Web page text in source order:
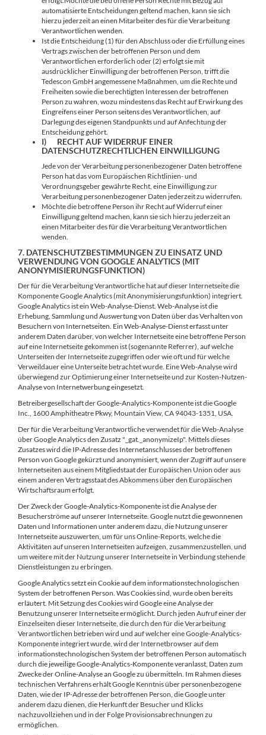
automatisierte Entscheidungen geltend machen, kann sie sich
hierzu jederzeit an einen Mitarbeiter des für die Verarbeitung
Verantwortlichen wenden.
Ist die Entscheidung (1) für den Abschluss oder die Erfüllung eines
Vertrags zwischen der betroffenen Person und dem
Verantwortlichen erforderlich oder (2) erfolgt sie mit
ausdrücklicher Einwilligung der betroffenen Person, trifft die
Tedescon GmbH angemessene Maßnahmen, um die Rechte und
Freiheiten sowie die berechtigten Interessen der betroffenen
Person zu wahren, wozu mindestens das Recht auf Erwirkung des
Eingreifens einer Person seitens des Verantwortlichen, auf
Darlegung des eigenen Standpunkts und auf Anfechtung der
Entscheidung gehört.
I) RECHT AUF WIDERRUF EINER
DATENSCHUTZRECHTLICHEN EINWILLIGUNG
Jede von der Verarbeitung personenbezogener Daten betroffene
Person hat das vom Europäischen Richtlinien- und
Verordnungsgeber gewährte Recht, eine Einwilligung zur
Verarbeitung personenbezogener Daten jederzeit zu widerrufen.
Möchte die betroffene Person ihr Recht auf Widerruf einer
Einwilligung geltend machen, kann sie sich hierzu jederzeit an
einen Mitarbeiter des für die Verarbeitung Verantwortlichen
wenden.
7. DATENSCHUTZBESTIMMUNGEN ZU EINSATZ UND
VERWENDUNG VON GOOGLE ANALYTICS (MIT
ANONYMISIERUNGSFUNKTION)
Der für die Verarbeitung Verantwortliche hat auf dieser Internetseite die
Komponente Google Analytics (mit Anonymisierungsfunktion) integriert.
Google Analytics ist ein Web-Analyse-Dienst. Web-Analyse ist die
Erhebung, Sammlung und Auswertung von Daten über das Verhalten von
Besuchern von Internetseiten. Ein Web-Analyse-Dienst erfasst unter
anderem Daten darüber, von welcher Internetseite eine betroffene Person
auf eine Internetseite gekommen ist (sogenannte Referrer), auf welche
Unterseiten der Internetseite zugegriffen oder wie oft und für welche
Verweildauer eine Unterseite betrachtet wurde. Eine Web-Analyse wird
überwiegend zur Optimierung einer Internetseite und zur Kosten-Nutzen-
Analyse von Internetwerbung eingesetzt.
Betreibergesellschaft der Google-Analytics-Komponente ist die Google
Inc., 1600 Amphitheatre Pkwy, Mountain View, CA 94043-1351, USA.
Der für die Verarbeitung Verantwortliche verwendet für die Web-Analyse
über Google Analytics den Zusatz "_gat._anonymizeIp". Mittels dieses
Zusatzes wird die IP-Adresse des Internetanschlusses der betroffenen
Person von Google gekürzt und anonymisiert, wenn der Zugriff auf unsere
Internetseiten aus einem Mitgliedstaat der Europäischen Union oder aus
einem anderen Vertragsstaat des Abkommens über den Europäischen
Wirtschaftsraum erfolgt.
Der Zweck der Google-Analytics-Komponente ist die Analyse der
Besucherströme auf unserer Internetseite. Google nutzt die gewonnenen
Daten und Informationen unter anderem dazu, die Nutzung unserer
Internetseite auszuwerten, um für uns Online-Reports, welche die
Aktivitäten auf unseren Internetseiten aufzeigen, zusammenzustellen, und
um weitere mit der Nutzung unserer Internetseite in Verbindung stehende
Dienstleistungen zu erbringen.
Google Analytics setzt ein Cookie auf dem informationstechnologischen
System der betroffenen Person. Was Cookies sind, wurde oben bereits
erläutert. Mit Setzung des Cookies wird Google eine Analyse der
Benutzung unserer Internetseite ermöglicht. Durch jeden Aufruf einer der
Einzelseiten dieser Internetseite, die durch den für die Verarbeitung
Verantwortlichen betrieben wird und auf welcher eine Google-Analytics-
Komponente integriert wurde, wird der Internetbrowser auf dem
informationstechnologischen System der betroffenen Person automatisch
durch die jeweilige Google-Analytics-Komponente veranlasst, Daten zum
Zwecke der Online-Analyse an Google zu übermitteln. Im Rahmen dieses
technischen Verfahrens erhält Google Kenntnis über personenbezogene
Daten, wie der IP-Adresse der betroffenen Person, die Google unter
anderem dazu dienen, die Herkunft der Besucher und Klicks
nachzuvollziehen und in der Folge Provisionsabrechnungen zu
ermöglichen.